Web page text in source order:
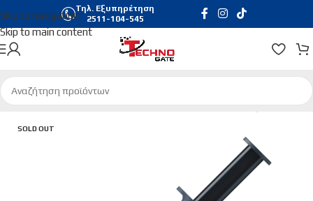
Skip to navigation
Skip to main content
Τηλ. Εξυπηρέτηση
2511-104-545
Αρχική σελίδα/Hardware & Software/Συστήματα Ψύξης
SOLD OUT